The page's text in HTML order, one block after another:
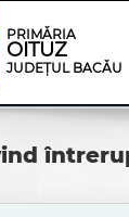
PRIMĂRIA
OITUZ
JUDEȚUL BACĂU